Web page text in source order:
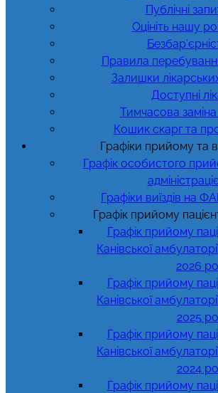
Публічні
Оцініть нашу
Правила
Залишки
Доступні
Тимчасова заміна
Кошик скарг та
Графіки прийому та
Графік особистого
Графіки виїздів на
Графік прийому
Графік прийому
Канівської
2026
Графік прийому
Канівської
2025
Графік прийому
Канівської
2024
Графік прийому